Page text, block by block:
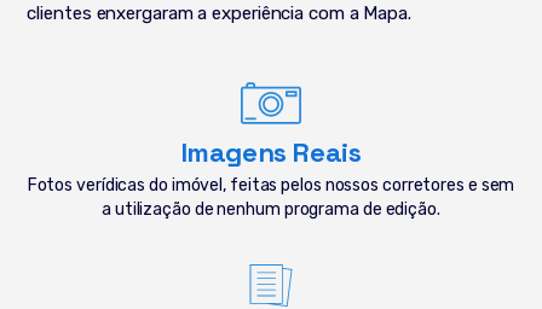
clientes enxergaram a experiência com a Mapa.
Imagens Reais
Fotos verídicas do imóvel, feitas pelos nossos corretores e sem
a utilização de nenhum programa de edição.